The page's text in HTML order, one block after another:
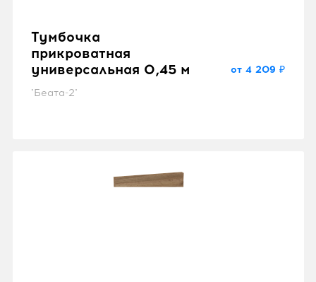
Тумбочка
прикроватная
универсальная 0,45 м
"Беата-2"
от 4 209 ₽